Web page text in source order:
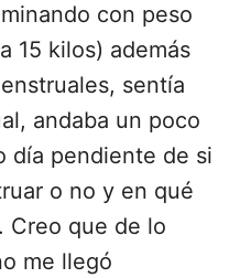
con peso
15 kilos) además
sentía
andaba un poco
día pendiente de si
o no y en qué
Creo que de lo
me llegó